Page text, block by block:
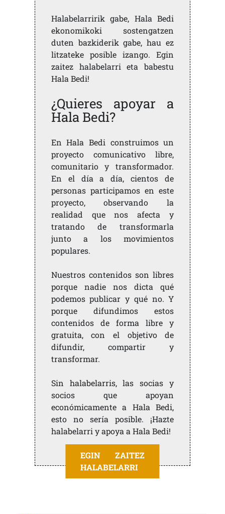
Halabelarririk gabe, Hala Bedi
ekonomikoki sostengatzen
duten bazkiderik gabe, hau ez
litzateke posible izango. Egin
zaitez halabelarri eta babestu
Hala Bedi!
¿Quieres apoyar a
Hala Bedi?
En Hala Bedi construimos un
proyecto comunicativo libre,
comunitario y transformador.
En el día a día, cientos de
personas participamos en este
proyecto, observando la
realidad que nos afecta y
tratando de transformarla
junto a los movimientos
populares.
Nuestros contenidos son libres
porque nadie nos dicta qué
podemos publicar y qué no. Y
porque difundimos estos
contenidos de forma libre y
gratuita, con el objetivo de
difundir, compartir y
transformar.
Sin halabelarris, las socias y
socios que apoyan
económicamente a Hala Bedi,
esto no sería posible. ¡Hazte
halabelarri y apoya a Hala Bedi!
EGIN ZAITEZ
HALABELARRI